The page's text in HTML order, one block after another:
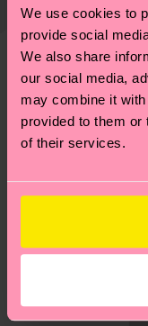
We use cookies to
provide social
We also share
our social media,
may combine it
provided to them or
of their services.
emissioni, amore
piccole-grandi
tutti i nostri
un’occhiata alla
presente che si
consegna
Hai domande sui
per trovare le
Secondo noi, ti